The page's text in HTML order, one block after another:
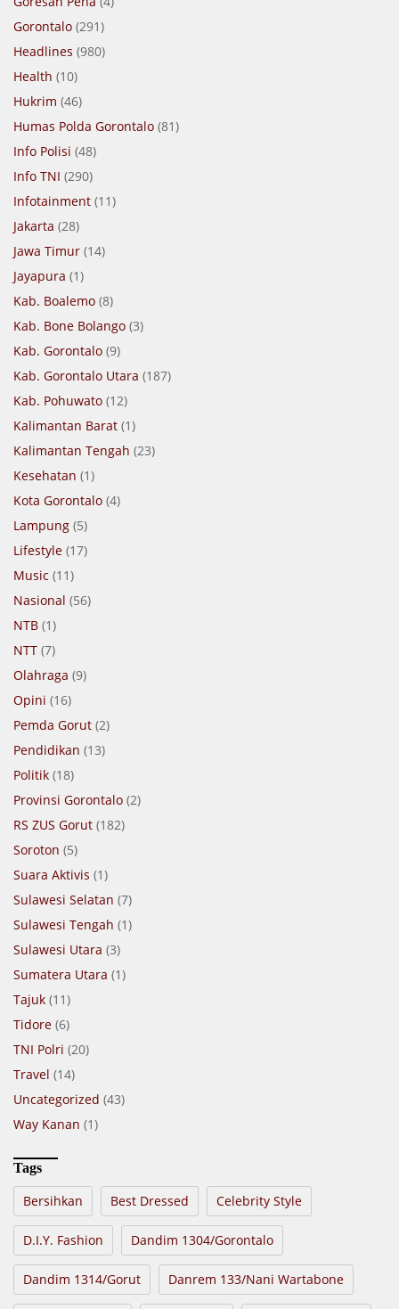
Gorontalo (291)
Headlines (980)
Health (10)
Hukrim (46)
Humas Polda Gorontalo (81)
Info Polisi (48)
Info TNI (290)
Infotainment (11)
Jakarta (28)
Jawa Timur (14)
Jayapura (1)
Kab. Boalemo (8)
Kab. Bone Bolango (3)
Kab. Gorontalo (9)
Kab. Gorontalo Utara (187)
Kab. Pohuwato (12)
Kalimantan Barat (1)
Kalimantan Tengah (23)
Kesehatan (1)
Kota Gorontalo (4)
Lampung (5)
Lifestyle (17)
Music (11)
Nasional (56)
NTB (1)
NTT (7)
Olahraga (9)
Opini (16)
Pemda Gorut (2)
Pendidikan (13)
Politik (18)
Provinsi Gorontalo (2)
RS ZUS Gorut (182)
Soroton (5)
Suara Aktivis (1)
Sulawesi Selatan (7)
Sulawesi Tengah (1)
Sulawesi Utara (3)
Sumatera Utara (1)
Tajuk (11)
Tidore (6)
TNI Polri (20)
Travel (14)
Uncategorized (43)
Way Kanan (1)
Tags
Bersihkan Best Dressed Celebrity Style
D.I.Y. Fashion Dandim 1304/Gorontalo
Dandim 1314/Gorut Danrem 133/Nani Wartabone